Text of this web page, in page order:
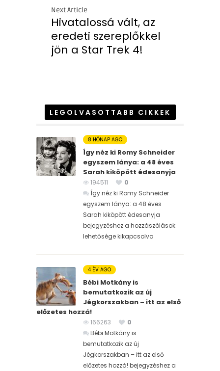
Next Article
Hivatalossá vált, az
eredeti szereplőkkel
jön a Star Trek 4!
LEGOLVASOTTABB CIKKEK
8 HÓNAP AGO
Így néz ki Romy Schneider
egyszem lánya: a 48 éves
Sarah kiköpött édesanyja
194511
0
Így néz ki Romy Schneider
egyszem lánya: a 48 éves
Sarah kiköpött édesanyja
bejegyzéshez a hozzászólások
lehetősége kikapcsolva
4 ÉV AGO
Bébi Motkány is
bemutatkozik az új
Jégkorszakban – itt az első
előzetes hozzá!
166263
0
Bébi Motkány is
bemutatkozik az új
Jégkorszakban – itt az első
előzetes hozzá! bejegyzéshez a